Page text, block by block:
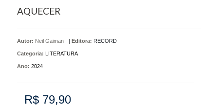
AQUECER
Autor: Neil Gaiman | Editora: RECORD
Categoria: LITERATURA
Ano: 2024
R$ 79,90